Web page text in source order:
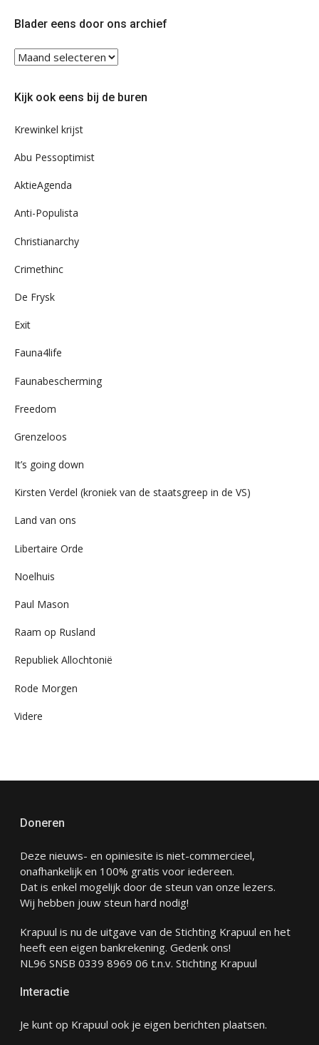
Blader eens door ons archief
Blader
eens
ons
Kijk ook eens bij de buren
Krewinkel krijst
Abu Pessoptimist
AktieAgenda
Anti-Populista
Christianarchy
Crimethinc
De Frysk
Exit
Fauna4life
Faunabescherming
Freedom
Grenzeloos
It’s going down
Kirsten Verdel (kroniek van de staatsgreep in de VS)
Land van ons
Libertaire Orde
Noelhuis
Paul Mason
Raam op Rusland
Republiek Allochtonië
Rode Morgen
Videre
Doneren
Deze nieuws- en opiniesite is niet-commercieel,
onafhankelijk en 100% gratis voor iedereen.
Dat is enkel mogelijk door de steun van onze lezers.
Wij hebben jouw steun hard nodig!
Krapuul is nu de uitgave van de Stichting Krapuul en het
heeft een eigen bankrekening. Gedenk ons!
NL96 SNSB 0339 8969 06 t.n.v. Stichting Krapuul
Interactie
Je kunt op Krapuul ook je eigen berichten plaatsen.